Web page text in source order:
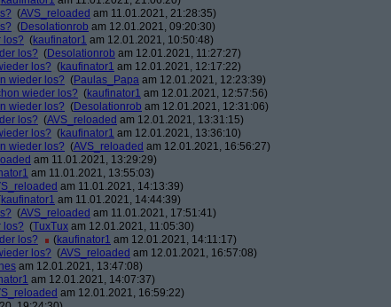
(AVS_reloaded am 11.01.2021, 21:28:35)
(Desolationrob am 12.01.2021, 09:20:30)
los? (kaufinator1 am 12.01.2021, 10:50:48)
los? (Desolationrob am 12.01.2021, 11:27:27)
los? (kaufinator1 am 12.01.2021, 12:17:22)
wieder los? (Paulas_Papa am 12.01.2021, 12:23:39)
wieder los? (kaufinator1 am 12.01.2021, 12:57:56)
wieder los? (Desolationrob am 12.01.2021, 12:31:06)
los? (AVS_reloaded am 12.01.2021, 13:31:15)
los? (kaufinator1 am 12.01.2021, 13:36:10)
wieder los? (AVS_reloaded am 12.01.2021, 16:56:27)
am 11.01.2021, 13:29:29)
am 11.01.2021, 13:55:03)
am 11.01.2021, 14:13:39)
kaufinator1 am 11.01.2021, 14:44:39)
(AVS_reloaded am 11.01.2021, 17:51:41)
los? (TuxTux am 12.01.2021, 11:05:30)
los?
(kaufinator1 am 12.01.2021, 14:11:17)
los? (AVS_reloaded am 12.01.2021, 16:57:08)
am 12.01.2021, 13:47:08)
am 12.01.2021, 14:07:37)
am 12.01.2021, 16:59:22)